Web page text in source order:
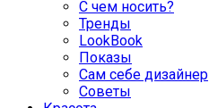
С чем носить?
Тренды
LookBook
Показы
Сам себе дизайнер
Советы